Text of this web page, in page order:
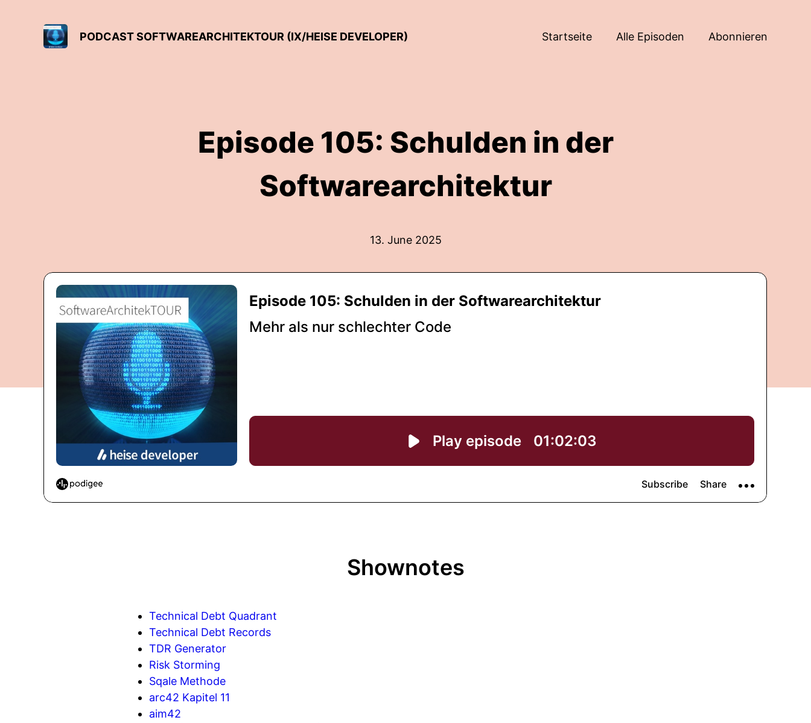
PODCAST SOFTWAREARCHITEKTOUR (IX/HEISE DEVELOPER) Startseite Alle Episoden Abonnieren
Episode 105: Schulden in der
Softwarearchitektur
13. June 2025
Shownotes
Technical Debt Quadrant
Technical Debt Records
TDR Generator
Risk Storming
Sqale Methode
arc42 Kapitel 11
aim42